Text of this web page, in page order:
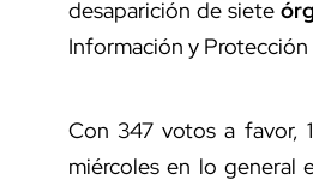
desaparición de siete
Información y Protección
Con 347 votos a favor,
miércoles en lo general